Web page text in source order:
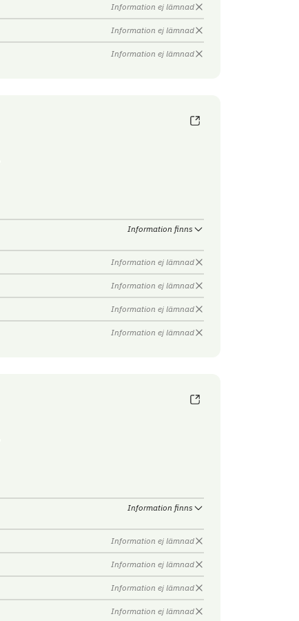
Information ej lämnad
Information ej lämnad
Information ej lämnad
Information finns
Information ej lämnad
Information ej lämnad
Information ej lämnad
Information ej lämnad
Information finns
Information ej lämnad
Information ej lämnad
Information ej lämnad
Information ej lämnad